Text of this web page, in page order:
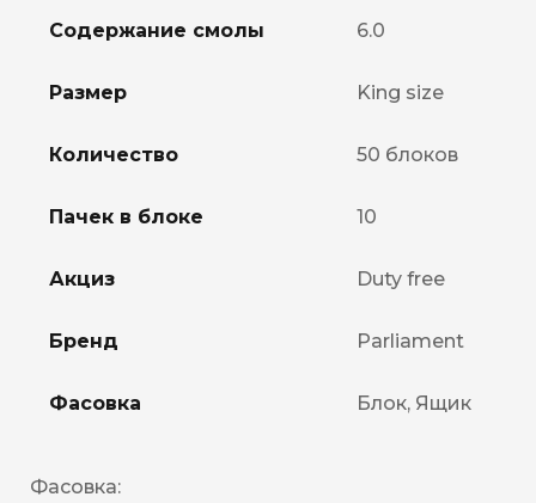
Содержание смолы 6.0
Размер King size
Количество 50 блоков
Пачек в блоке 10
Акциз Duty free
Бренд Parliament
Фасовка Блок, Ящик
Фасовка: